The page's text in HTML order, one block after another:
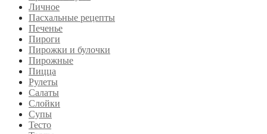
Личное
Пасхальные рецепты
Печенье
Пироги
Пирожки и булочки
Пирожные
Пицца
Рулеты
Салаты
Слойки
Супы
Тесто